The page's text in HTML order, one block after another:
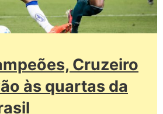
Cruzeiro
às quartas da